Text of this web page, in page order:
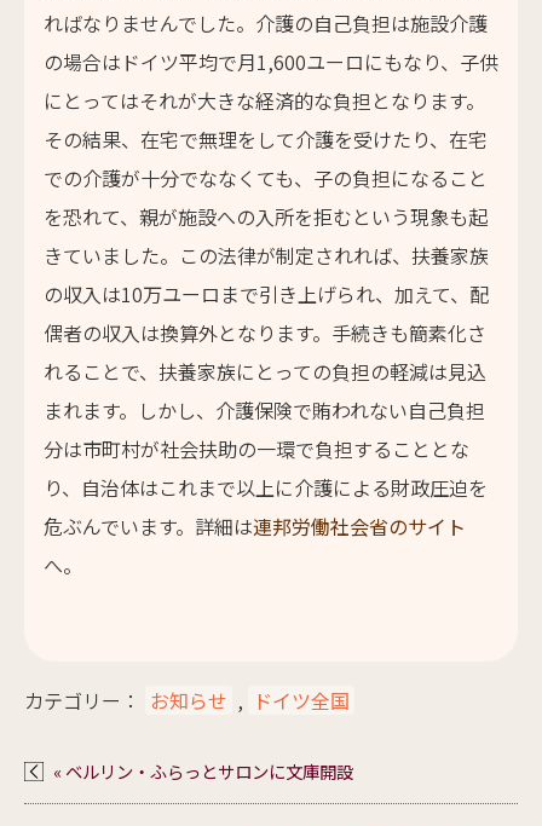
ればなりませんでした。介護の自己負担は施設介護
の場合はドイツ平均で月1,600ユーロにもなり、子供
にとってはそれが大きな経済的な負担となります。
その結果、在宅で無理をして介護を受けたり、在宅
での介護が十分でななくても、子の負担になること
を恐れて、親が施設への入所を拒むという現象も起
きていました。この法律が制定されれば、扶養家族
の収入は10万ユーロまで引き上げられ、加えて、配
偶者の収入は換算外となります。手続きも簡素化さ
れることで、扶養家族にとっての負担の軽減は見込
まれます。しかし、介護保険で賄われない自己負担
分は市町村が社会扶助の一環で負担することとな
り、自治体はこれまで以上に介護による財政圧迫を
危ぶんでいます。詳細は連邦労働社会省のサイト
へ。
カテゴリー： お知らせ , ドイツ全国
« ベルリン・ふらっとサロンに文庫開設